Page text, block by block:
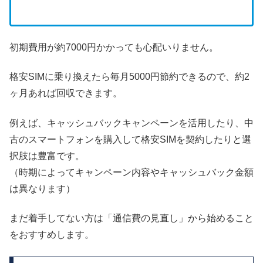
初期費用が約7000円かかっても心配いりません。
格安SIMに乗り換えたら毎月5000円節約できるので、約2
ヶ月あれば回収できます。
例えば、キャッシュバックキャンペーンを活用したり、中
古のスマートフォンを購入して格安SIMを契約したりと選
択肢は豊富です。
（時期によってキャンペーン内容やキャッシュバック金額
は異なります）
まだ着手してない方は「通信費の見直し」から始めること
をおすすめします。